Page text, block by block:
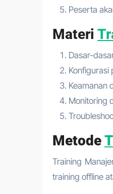
Peserta
Materi
Dasar-
Konfigurasi
Keamanan
Monitoring
Metode
Training
training offline